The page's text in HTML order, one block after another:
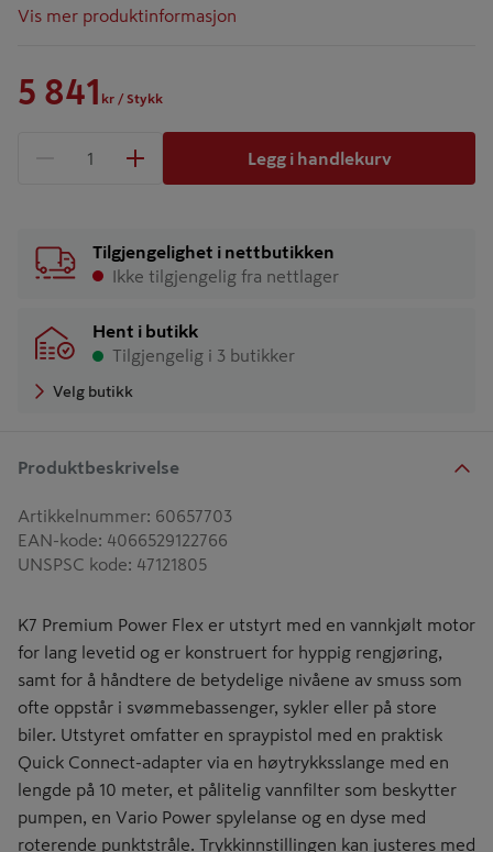
Vis mer produktinformasjon
5 841 kr / Stykk
1 produkter
Legg i handlekurv
Tilgjengelighet i nettbutikken
Ikke tilgjengelig fra nettlager
Hent i butikk
Tilgjengelig i 3 butikker
Velg butikk
Produktbeskrivelse
Artikkelnummer: 60657703
EAN-kode: 4066529122766
UNSPSC kode: 47121805
K7 Premium Power Flex er utstyrt med en vannkjølt motor
for lang levetid og er konstruert for hyppig rengjøring,
samt for å håndtere de betydelige nivåene av smuss som
ofte oppstår i svømmebassenger, sykler eller på store
biler. Utstyret omfatter en spraypistol med en praktisk
Quick Connect-adapter via en høytrykksslange med en
lengde på 10 meter, et pålitelig vannfilter som beskytter
pumpen, en Vario Power spylelanse og en dyse med
roterende punktstråle. Trykkinnstillingen kan justeres med